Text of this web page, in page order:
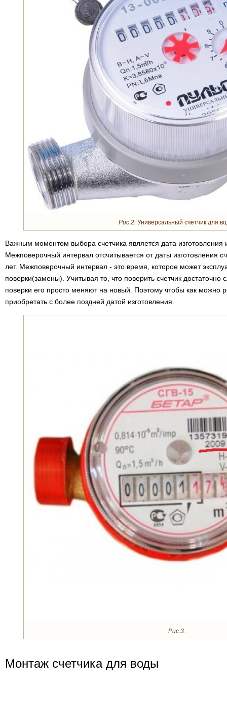
Рис.2. Универсальный счетчик для
Важным моментом выбора счетчика является дата
Межповерочный интервал отсчитывается от даты изготовления
лет. Межповерочный интервал - это время, которое может
поверки(замены). Учитывая то, что поверить счетчик достаточно
поверки его просто меняют на новый. Поэтому чтобы как можно
приобретать с более поздней датой изготовления.
Рис.3.
Монтаж счетчика для воды